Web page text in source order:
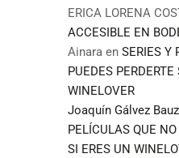
ERICA LORENA
ACCESIBLE EN
Ainara en SERIES Y
PUEDES PERDERTE
WINELOVER
Joaquín Gálvez
PELÍCULAS QUE
SI ERES UN